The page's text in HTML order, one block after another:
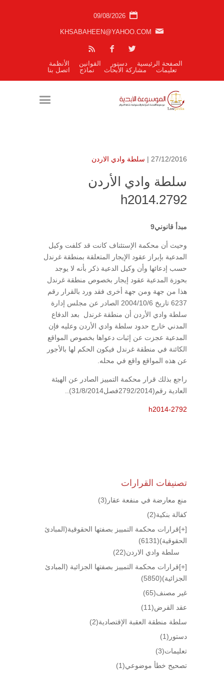
09/08/2026
KHSABAHEEN@YAHOO.COM
الصفحة الرئيسية دستور القوانين
الأنظمة
تعليمات
مشاركة الأبحاث نماذج اتصل بنا
27/12/2016 | سلطة وادي الاردن
سلطة وادي الأردن
h2014.2792
مبدأ قانوني9
وحيث أن محكمة الإستئناف كانت قد كلفت وكيل
المدعية بإبراز عقود الإيجار المتعلقة بمنطقة غرندل
حسب إدعائها وأن وكيل الدعية ذكر بأنه لا يوجد
بحوزة المدعية عقود إيجار بخصوص منطقة غرندل
هذا من جهة ومن جهة أخرى فقد ورد بالقرار رقم
6237 تاريخ 2004/10/6 الصادر عن مجلس إدارة
سلطة وادي الأردن أن منطقة غرندل بعد الدفاع
المدني خارج حدود سلطة وادي الأردن وعليه فإن
المدعية عجزت عن إثبات دعواها بخصوص المواقع
الكائنة في منطقة غرندل فيكون الحكم لها بالأجور
عن هذه المواقع واقع في محله.
راجع بذلك قرار محكمة التمييز الصادر عن الهيئة
العادية رقم(2792/2014فصل31/8/2014)..
h2014-2792
تصنيفات القرارات
منع معارضة في منفعة عقار (3)
كفالة بنكية(2)
[+]قرارات محكمة التمييز بصفتها الحقوقية(المبادئ
الحقوقية)(6131)
سلطة وادي الاردن(22)
[+]قرارات محكمة التمييز بصفتها الجزائية (المبادئ
الجزائية)(5850)
غير مصنف(65)
عقد القرض(11)
سلطة منطقة العقبة الإقتصادية(2)
دستور (1)
تعليمات(3)
تصحيح خطأ موضوعي(1)